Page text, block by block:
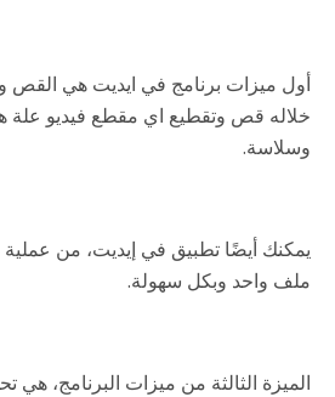
أول ميزات برنامج في ايديت هي القص
خلاله قص وتقطيع اي مقطع فيديو علة
وسلاسة.
يمكنك أيضًا تطبيق في إيديت، من عملية
ملف واحد وبكل سهولة.
الميزة الثالثة من ميزات البرنامج، هي